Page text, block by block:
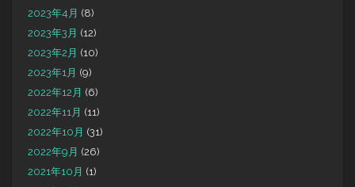
2023年4月 (8)
2023年3月 (12)
2023年2月 (10)
2023年1月 (9)
2022年12月 (6)
2022年11月 (11)
2022年10月 (31)
2022年9月 (26)
2021年10月 (1)